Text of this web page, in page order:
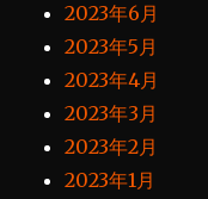
2023年6月
2023年5月
2023年4月
2023年3月
2023年2月
2023年1月